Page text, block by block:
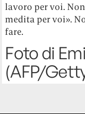
lavoro per voi.
medita per voi».
fare.
Foto di
(AFP/